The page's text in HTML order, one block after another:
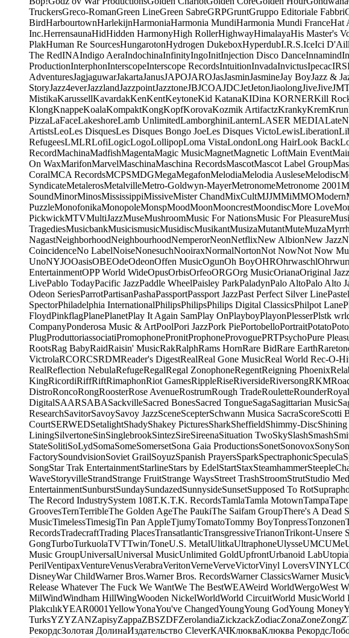
TruckersGreco-RomanGreen LineGreen SabreGRPGruntGruppo Editoriale Fabbri
BirdHarbourtownHarlekijnHarmoniaHarmonia MundiHarmonia Mundi FranceHat
Inc.HerrensaunaHidHidden HarmonyHigh RollerHighwayHimalayaHis Master's
PlakHuman Re SourcesHungarotonHydrogen DukeboxHyperdubI.R.S.IceIci
The RedINAIndigo AeraIndochinaInfinityIngoInitInjection Disco DanceInnamind
ProductionInterphonInterscopeInterscope RecordsIntuitionInvadaInvictusIpecacIRS
AdventuresJagjaguwarJakartaJanusJAPOJAROJasJasminJasmineJay BoyJazz &
StoryJazz4everJazzlandJazzpointJazztoneJBJCOAJDCJetJetonJiaolongJiveJive
MistikaKarussellKavardakKenKentKeytoneKid KatanaKIDina KORNERKill
KlongKnappeKoalaKompaktKongKopfKorovaKozmik ArtifactzKrankyKrem
PizzaLaFaceLakeshoreLamb UnlimitedLamborghiniLanternLASER MEDIA
ArtistsLeoLes DisquesLes Disques Bongo JoeLes Disques VictoLewisLiberation
RefugeesLMLRLofiLogicLogoLollipopLoma VistaLondonLong HairLook Back
RecordMachinaMadfishMagentaMagic MusicMagnetMagnetic LoftMain Event
On WaxMarifonMarvelMaschinaMaschina RecordsMascotMascot Label Group
CoralMCA RecordsMCPSMDGMegaMegafonMelodiaMelodia AusleseMelodisc
SyndicateMetalerosMetalvilleMetro-Goldwyn-MayerMetronomeMetronome 2001
SoundMinorMinosMississippiMissiveMister ChandMixCultMJJMMiMMOModern
PuzzleMonofonikaMonopoleMonspMoodMoonMooncrestMoondiscMore Love
PickwickMTVMultiJazzMuseMushroomMusic For NationsMusic For Pleasure
TragediesMusicbankMusicismusicMusidiscMusikantMusizaMutantMuteMuzaMyrrh
NagastNeighborhoodNeighbourhoodNemperorNeonNetflixNew AlbionNew Jazz
CoincidenceNo LabelNoiseNonesuchNooiraxNormalNortonNot NowNot Now
UnoNYJOOasisOBEOdeOdeonOffen MusicOgunOh BoyOHROhrwaschl
EntertainmentOPP World WideOpusOrbisOrfeoORGOrg MusicOrianaOriginal
LivePablo TodayPacific JazzPaddle WheelPaisley ParkPaladynPalo AltoPalo Alto
Odeon SeriesParrotPartisanPashaPassportPassport JazzPast Perfect Silver Line
SpectorPhiladelphia InternationalPhilipsPhilipsPhilips Digital ClassicsPhilpot Lane
FloydPinkflagPlanePlanetPlay It Again SamPlay OnPlayboyPlayonPlesserPlstk
CompanyPonderosa Music & ArtPoolPori JazzPork PiePortobelloPortraitPotato
PlugProduttoriassociatiPromophonePronitProphoneProvoguePRTPsychoPure
RootsRag BabyRaidRaisin' MusicRakRalphRams HornRare BidRare Earth
VictrolaRCORCSRDMReader's DigestRealReal Gone MusicReal World Rec-O-
RealReflection NebulaRefugeRegalRegal ZonophoneRegentReigning Phoenix
KingRicordiRiffRiftRimaphonRiot GamesRippleRiseRiversideRiversongRKM
DistroRoncoRongRoosterRose AvenueRostrumRough TradeRouletteRounder
DigitalSAARSABASackvilleSacred BonesSacred TongueSagaSagittarian Music
ResearchSavitorSavoySavoy JazzSceneScepterSchwann Musica SacraScoreScotti
CourtSERWEDSetalightShadyShakey PicturesSharkSheffieldShimmy-Disc
LiningSilvertoneSinSinglebrookSintezSireSireenaSituation TwoSkySlashSmash
StateSolitiSoLydSomaSomeSomersetSona Gaia ProductionsSonetSonovoxSony
FactorySoundvisionSoviet GrailSoyuzSpanish PrayersSparkSpectraphonicSpecula
SongStar Trak EntertainmentStarlineStars by EdelStartStaxSteamhammer
WaveStoryvilleStrandStrange FruitStrange WaysStreet TrashStroomStrutStudio
EntertainmentSunburstSundaySundazedSunnysideSunsetSupposed To Rot
The Record IndustrySystem 108T.K.T.K. RecordsTamlaTamla MotownTampa
GroovesTernTerribleThe Golden AgeThe PaukiThe Saifam GroupThere's A Dead
MusicTimelessTimesigTin Pan AppleTjumyTomatoTommy BoyTonpressTonzonen
RecordsTradecraftTrading PlacesTransatlanticTransgressiveTrianonTrikont-Unsere
GongTurboTurkuolaTVTTwin/ToneU.S. MetalUlitkaUltraphoneUlysseUMCUMe
Music GroupUniversalUniversal MusicUnlimited GoldUpfrontUrbanoid LabUtopia
PerilVentipaxVentureVenusVerabraVeritonVerneVerveVictorVinyl Lovers
DisneyWar ChildWarner Bros.Warner Bros. RecordsWarner ClassicsWarner Music
Release Whatever The Fuck We WantWe The BestWEAWeird WorldWergoWest
MilWindWindham HillWingWooden NickelWorldWorld CircuitWorld MusicWorld
PlakcılıkYEAR0001YellowYonaYou've ChangedYoungYoung GodYoung Money
TurksYZYZANZapisyZappaZBSZDFZerolandiaZickzackZodiacZonaZoneZong
РекордсЗолотая ДолинаИздательство CleverКАЧКлюкваКлюква Рекордс